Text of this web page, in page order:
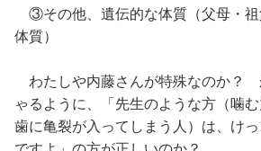
③その他、遺伝的な体質（父母・祖
体質）
わたしや内藤さんが特殊なのか？
ゃるように、「先生のような方（噛む
歯に亀裂が入ってしまう人）は、け